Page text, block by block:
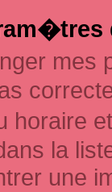
la
une